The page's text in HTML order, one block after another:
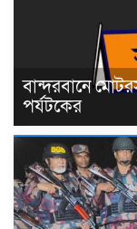
বান্দরবানে
পর্যটকের